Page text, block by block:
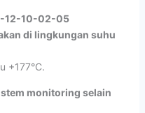
12-10-02-05
di lingkungan suhu
+177°C.
monitoring selain